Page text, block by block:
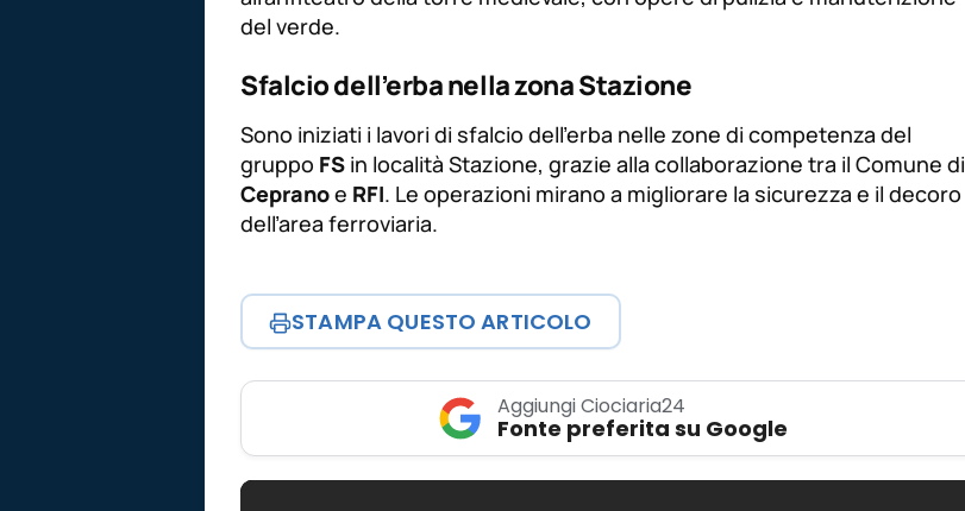
del verde.
Sfalcio dell’erba nella zona Stazione
Sono iniziati i lavori di sfalcio dell’erba nelle zone di competenza del
gruppo FS in località Stazione, grazie alla collaborazione tra il Comune di
Cepranoe RFI. Le operazioni mirano a migliorare la sicurezza e il decoro
dell’area ferroviaria.
STAMPA QUESTO ARTICOLO
Aggiungi Ciociaria24
Fonte preferita su Google